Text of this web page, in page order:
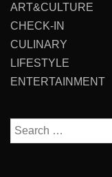
ART&CULTURE
CHECK-IN
CULINARY
LIFESTYLE
ENTERTAINMENT
Search
for: